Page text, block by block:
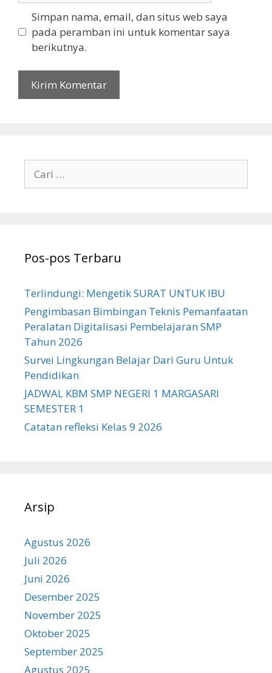
Simpan nama, email, dan situs web saya
pada peramban ini untuk komentar saya
berikutnya.
untuk:
Pos-pos Terbaru
Terlindungi: Mengetik SURAT UNTUK IBU
Pengimbasan Bimbingan Teknis Pemanfaatan
Peralatan Digitalisasi Pembelajaran SMP
Tahun 2026
Survei Lingkungan Belajar Dari Guru Untuk
Pendidikan
JADWAL KBM SMP NEGERI 1 MARGASARI
SEMESTER 1
Catatan refleksi Kelas 9 2026
Arsip
Agustus 2026
Juli 2026
Juni 2026
Desember 2025
November 2025
Oktober 2025
September 2025
Agustus 2025